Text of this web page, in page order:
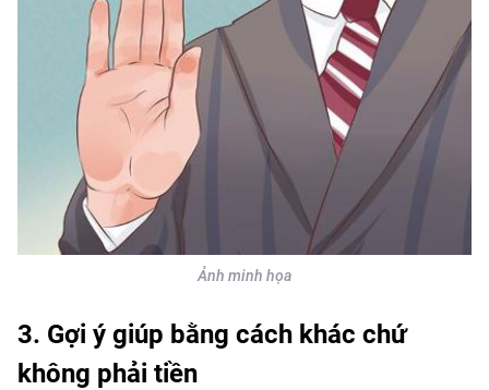
Ảnh minh họa
3. Gợi ý giúp bằng cách khác chứ
không phải tiền